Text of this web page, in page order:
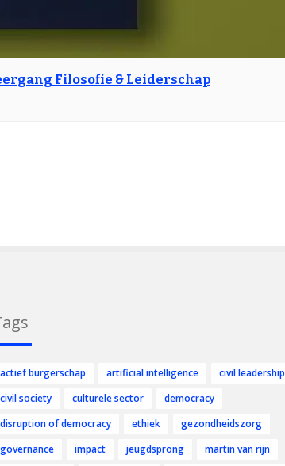
Filosofie & Leiderschap
actief burgerschap artificial intelligence
civil leadership
civil society
culturele sector
democracy
disruption of democracy
ethiek
gezondheidszorg
governance
impact jeugdsprong martin van rijn